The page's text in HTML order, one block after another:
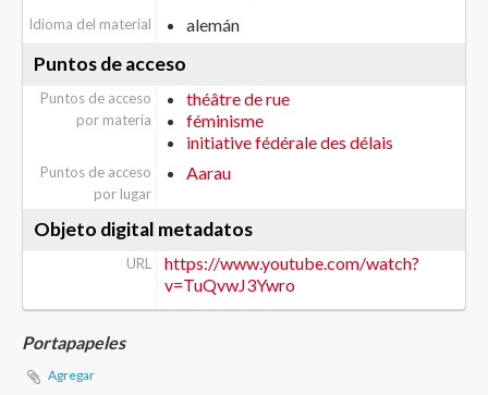
Idioma del material alemán
Puntos de acceso
Puntos de acceso
por materia
théâtre de rue
féminisme
initiative fédérale des délais
Puntos de acceso
por lugar
Aarau
Objeto digital metadatos
URL
https://www.youtube.com/watch?
v=TuQvwJ3Ywro
Portapapeles
Agregar